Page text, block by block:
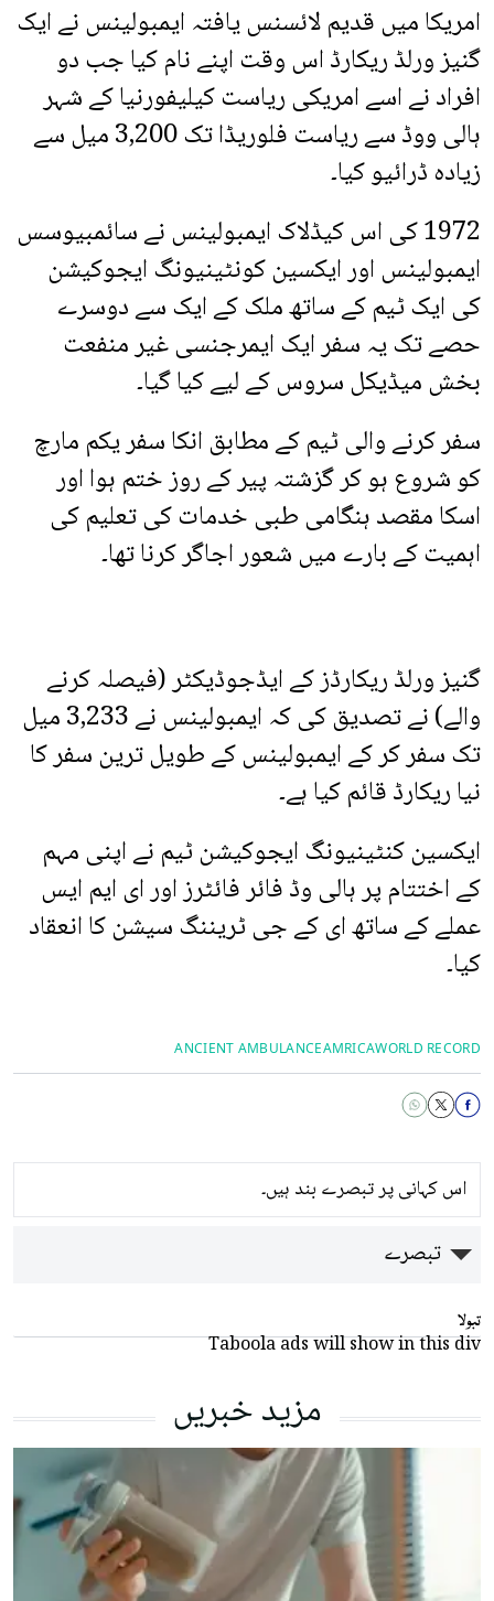
امریکا میں قدیم لائسنس یافتہ ایمبولینس نے ایک
گنیز ورلڈ ریکارڈ اس وقت اپنے نام کیا جب دو
افراد نے اسے امریکی ریاست کیلیفورنیا کے شہر
ہالی ووڈ سے ریاست فلوریڈا تک 3,200 میل سے
زیادہ ڈرائیو کیا۔
1972 کی اس کیڈلاک ایمبولینس نے سائمبیوسس
ایمبولینس اور ایکسین کونٹینیونگ ایجوکیشن
کی ایک ٹیم کے ساتھ ملک کے ایک سے دوسرے
حصے تک یہ سفر ایک ایمرجنسی غیر منفعت
بخش میڈیکل سروس کے لیے کیا گیا۔
سفر کرنے والی ٹیم کے مطابق انکا سفر یکم مارچ
کو شروع ہو کر گزشتہ پیر کے روز ختم ہوا اور
اسکا مقصد ہنگامی طبی خدمات کی تعلیم کی
اہمیت کے بارے میں شعور اجاگر کرنا تھا۔
گنیز ورلڈ ریکارڈز کے ایڈجوڈیکٹر (فیصلہ کرنے
والے) نے تصدیق کی کہ ایمبولینس نے 3,233 میل
تک سفر کر کے ایمبولینس کے طویل ترین سفر کا
نیا ریکارڈ قائم کیا ہے۔
ایکسین کنٹینیونگ ایجوکیشن ٹیم نے اپنی مہم
کے اختتام پر ہالی وڈ فائر فائٹرز اور ای ایم ایس
عملے کے ساتھ ای کے جی ٹریننگ سیشن کا انعقاد
کیا۔
WORLD RECORD
AMRICA
ANCIENT AMBULANCE
اس کہانی پر تبصرے بند ہیں۔
تبصرے
تبولا
Taboola ads will show in this div
مزید خبریں